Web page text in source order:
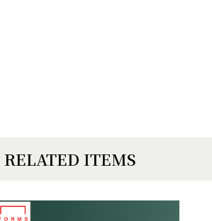
RELATED ITEMS